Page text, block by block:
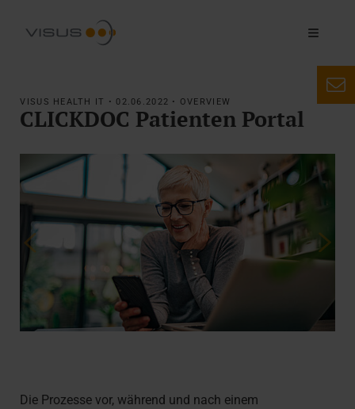
VISUS HEALTH IT • 02.06.2022 • OVERVIEW
CLICKDOC Patienten Portal
Die Prozesse vor, während und nach einem